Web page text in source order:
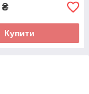
₴
Купити